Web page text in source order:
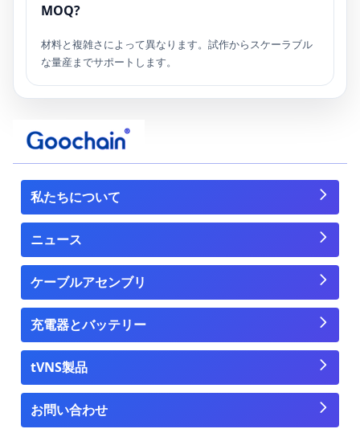
MOQ?
材料と複雑さによって異なります。試作からスケーラブル
な量産までサポートします。
私たちについて
ニュース
ケーブルアセンブリ
充電器とバッテリー
tVNS製品
お問い合わせ